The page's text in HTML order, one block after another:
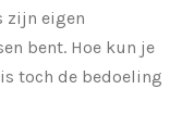
zijn eigen
bent. Hoe kun je
toch de bedoeling